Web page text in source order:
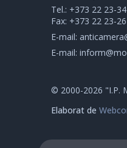
Tel.: +373 22 23-
Fax: +373 22 23-
E-mail:
E-mail:
© 2000-2026 "I.P.
Elaborat de